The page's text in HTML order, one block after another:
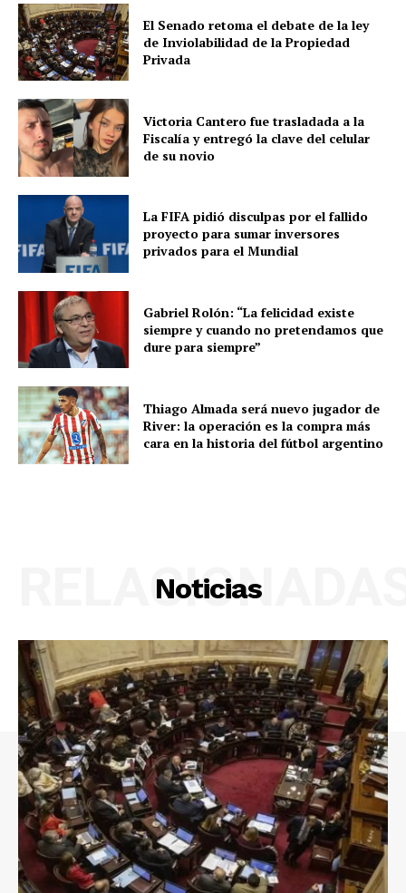
El Senado retoma el debate de la ley
de Inviolabilidad de la Propiedad
Privada
Victoria Cantero fue trasladada a la
Fiscalía y entregó la clave del celular
de su novio
La FIFA pidió disculpas por el fallido
proyecto para sumar inversores
privados para el Mundial
Gabriel Rolón: “La felicidad existe
siempre y cuando no pretendamos que
dure para siempre”
Thiago Almada será nuevo jugador de
River: la operación es la compra más
cara en la historia del fútbol argentino
Noticias